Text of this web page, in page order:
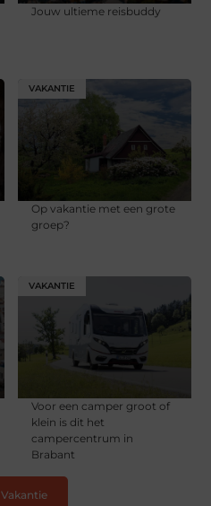
Jouw ultieme reisbuddy
VAKANTIE
Op vakantie met een grote
groep?
VAKANTIE
Voor een camper groot of
klein is dit het
campercentrum in
Brabant
Vakantie